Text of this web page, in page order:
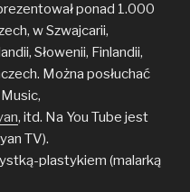
ponad 1.000
w Szwajcarii,
Słowenii, Finlandii,
Można posłuchać
, itd. Na You Tube jest
TV).
plastykiem (malarką